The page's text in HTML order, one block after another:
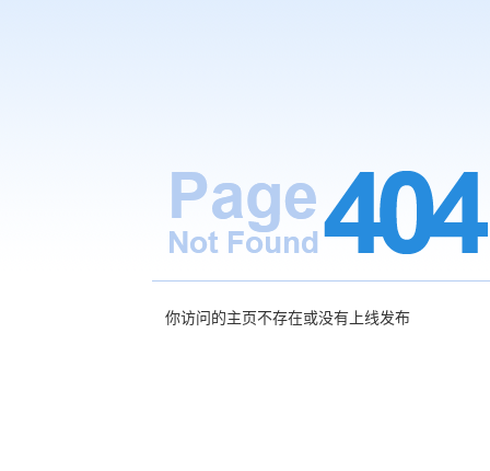
你访问的主页不存在或没有上线发布